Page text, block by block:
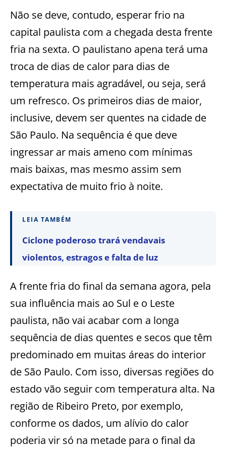
Não se deve, contudo, esperar frio na
capital paulista com a chegada desta frente
fria na sexta. O paulistano apena terá uma
troca de dias de calor para dias de
temperatura mais agradável, ou seja, será
um refresco. Os primeiros dias de maior,
inclusive, devem ser quentes na cidade de
São Paulo. Na sequência é que deve
ingressar ar mais ameno com mínimas
mais baixas, mas mesmo assim sem
expectativa de muito frio à noite.
LEIA TAMBÉM
Ciclone poderoso trará vendavais
violentos, estragos e falta de luz
A frente fria do final da semana agora, pela
sua influência mais ao Sul e o Leste
paulista, não vai acabar com a longa
sequência de dias quentes e secos que têm
predominado em muitas áreas do interior
de São Paulo. Com isso, diversas regiões do
estado vão seguir com temperatura alta. Na
região de Ribeiro Preto, por exemplo,
conforme os dados, um alívio do calor
poderia vir só na metade para o final da